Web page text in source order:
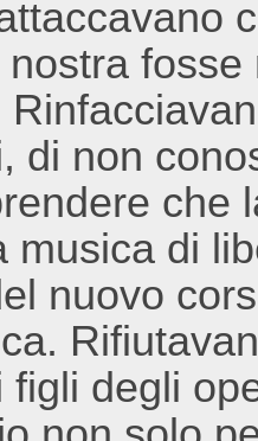
nostra
di non
che
musica di
nuovo
figli degli